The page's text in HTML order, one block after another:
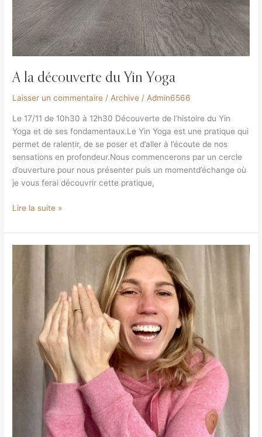
A la découverte du Yin Yoga
Laisser un commentaire /Archive /Admin6566
Le 17/11 de 10h30 à 12h30 Découverte de l’histoire du Yin
Yoga et de ses fondamentaux.Le Yin Yoga est une pratique qui
permet de ralentir, de se poser et d’aller à l’écoute de nos
sensations en profondeur.Nous commencerons par un cercle
d’ouverture pour nous présenter puis un momentd’échange où
je vous ferai découvrir cette pratique,
Lire la suite »